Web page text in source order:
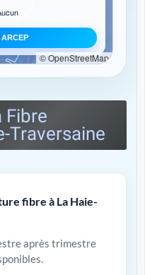
© OpenStreetMap
Fibre
Traversaine
fibre à La Haie-
après trimestre